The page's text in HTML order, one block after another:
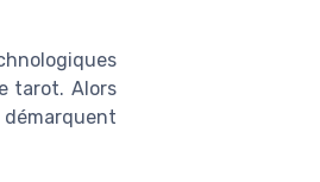
tarot. Alors